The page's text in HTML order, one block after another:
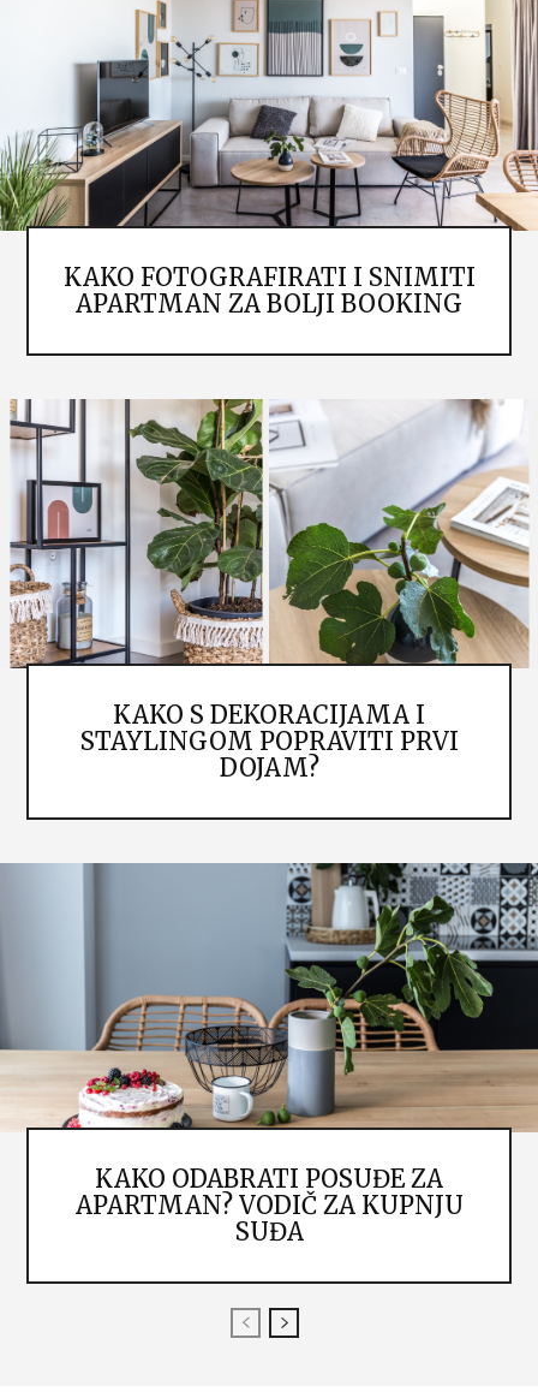
KAKO FOTOGRAFIRATI I SNIMITI
APARTMAN ZA BOLJI BOOKING
KAKO S DEKORACIJAMA I
STAYLINGOM POPRAVITI PRVI
DOJAM?
KAKO ODABRATI POSUĐE ZA
APARTMAN? VODIČ ZA KUPNJU
SUĐA